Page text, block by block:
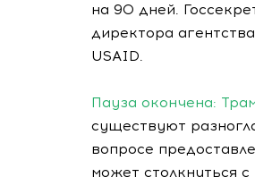
на 90 дней.
директора
USAID.
Пауза окончена:
существуют
вопросе
может столкнуться